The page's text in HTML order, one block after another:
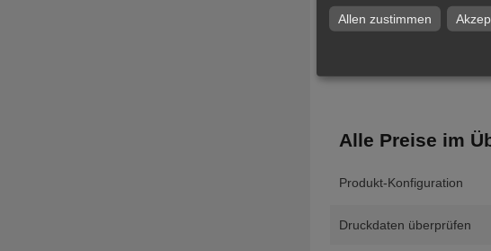
Absenderadresse
Alle Preise im
Produkt-Konfiguration
Druckdaten überprüfen
Allen zustimmen